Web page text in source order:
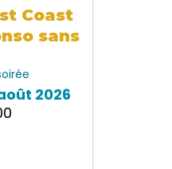
Coast
sans
2026